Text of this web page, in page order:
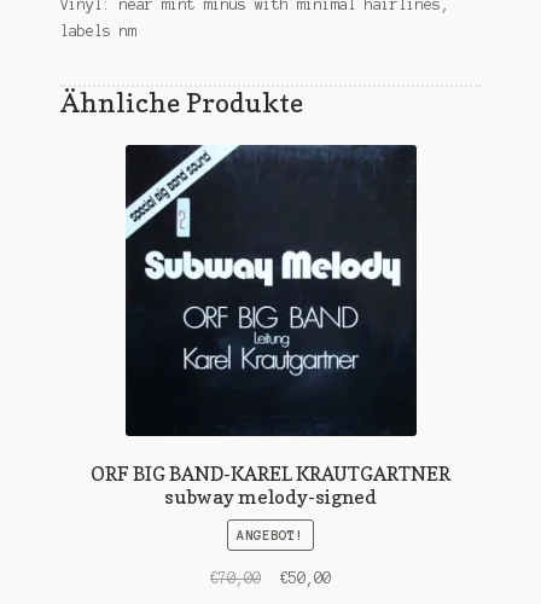
Vinyl: near mint minus with minimal hairlines,
labels nm
Ähnliche Produkte
ORF BIG BAND-KAREL KRAUTGARTNER
subway melody-signed
ANGEBOT!
€70,00
Ursprünglicher
€50,00Aktueller